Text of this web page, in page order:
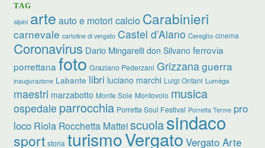
TAG
alpini arte auto e motori calcio Carabinieri
carnevale cartoline di vergato Castel d’Aiano Cereglio cinema
Coronavirus Dario Mingarelli don Silvano ferrovia
porrettana foto Graziano Pederzani Grizzanaguerra
inaugurazione Labante libri luciano marchi Luigi Ontani Lumèga
maestri marzabotto Monte Sole Montovolo musica
ospedale parrocchia Porretta Soul Festival Porretta Terme pro
loco Riola Rocchetta Matteiscuolasindaco
sport storia turismoVergato Vergato Arte